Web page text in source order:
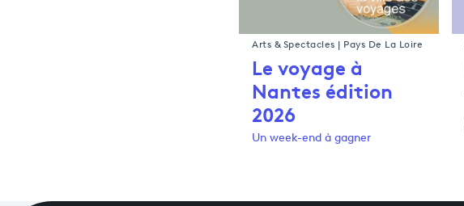
Le voyage à
Nantes édition
2026
Un week-end à gagner
Arts & Spectacles | Pays De La Loire